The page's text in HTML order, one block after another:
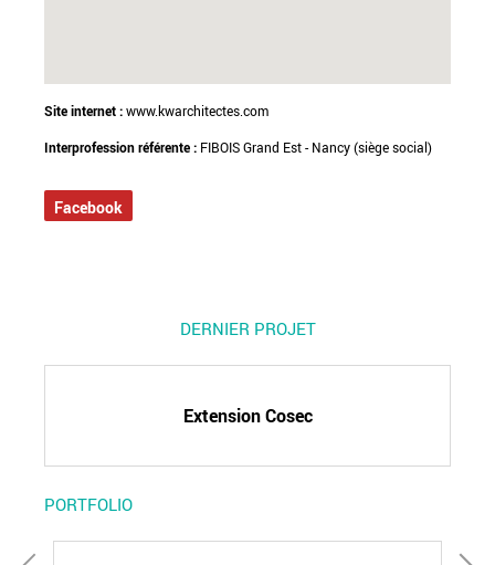
Site internet :www.kwarchitectes.com
Interprofession référente : FIBOIS Grand Est - Nancy (siège social)
Facebook
DERNIER PROJET
Extension Cosec
PORTFOLIO